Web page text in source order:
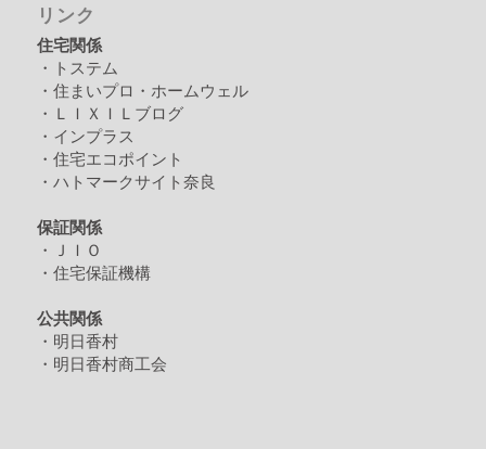
リンク
住宅関係
・トステム
・住まいプロ・ホームウェル
・ＬＩＸＩＬブログ
・インプラス
・住宅エコポイント
・ハトマークサイト奈良
保証関係
・ＪＩＯ
・住宅保証機構
公共関係
・明日香村
・明日香村商工会